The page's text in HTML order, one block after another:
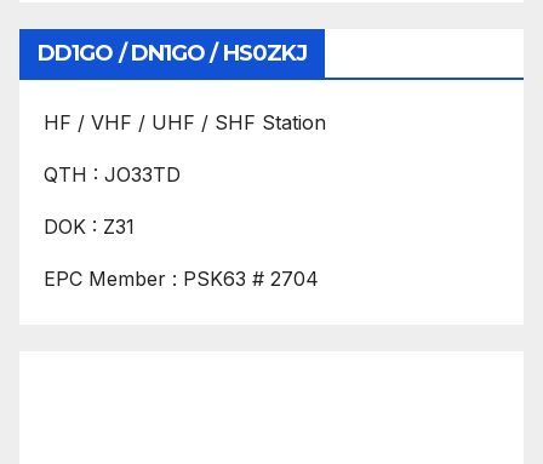
DD1GO / DN1GO / HS0ZKJ
HF / VHF / UHF / SHF Station
QTH : JO33TD
DOK : Z31
EPC Member : PSK63 # 2704